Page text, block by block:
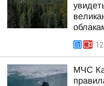
МЧС